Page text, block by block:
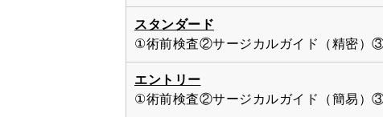
スタンダード
①術前検査②サージカルガイド（精密）
エントリー
①術前検査②サージカルガイド（簡易）